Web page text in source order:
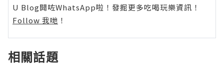
U Blog開咗WhatsApp啦！發掘更多吃喝玩樂資訊！
Follow 我哋 ！
相關話題